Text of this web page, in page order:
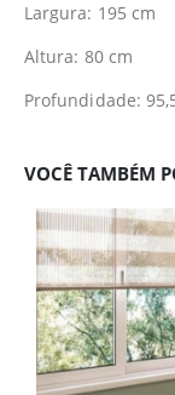
Largura: 195 cm
Altura: 80 cm
Profundidade:
VOCÊ TAMBÉM